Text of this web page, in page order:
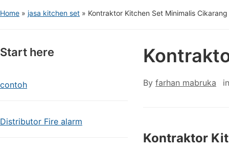
Home » jasa kitchen set » Kontraktor Kitchen Set Minimalis Cikarang
Start here
contoh
Distributor Fire alarm
By farhan mabruka
Kontraktor